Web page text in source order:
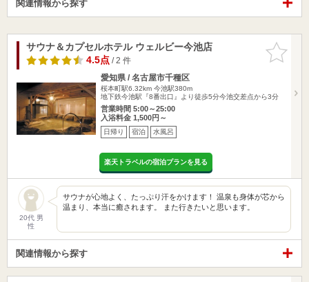
関連情報から探す
お気に入
りに追加
サウナ＆カプセルホテル ウェルビー今池店
4.5点/ 2 件
愛知県 / 名古屋市千種区
桜本町駅6.32km 今池駅380m
地下鉄今池駅『8番出口』より徒歩5分今池交差点から3分
営業時間 5:00～25:00
入浴料金 1,500円～
日帰り 宿泊 水風呂
楽天トラベルの宿泊プランを見る
20代 男
性
サウナが心地よく、たっぷり汗をかけます！ 温泉も身体が芯から
温まり、本当に癒されます。 また行きたいと思います。
関連情報から探す